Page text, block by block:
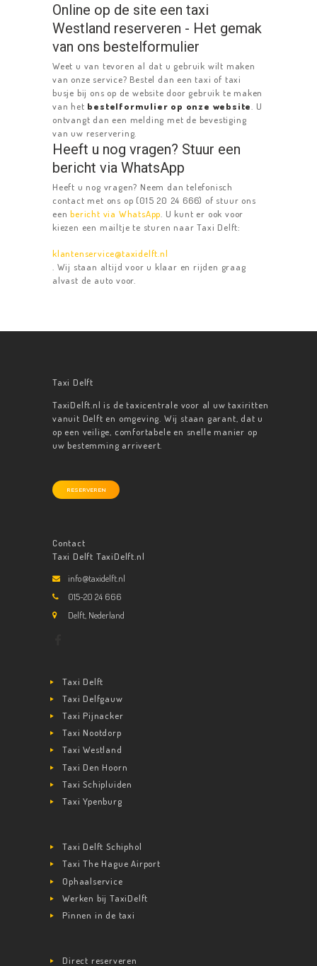
Online op de site een taxi
Westland reserveren - Het gemak
van ons bestelformulier
Weet u van tevoren al dat u gebruik wilt maken
van onze service? Bestel dan een taxi of taxi
busje bij ons op de website door gebruik te maken
van het bestelformulier op onze website
. U
ontvangt dan een melding met de bevestiging
van uw reservering.
Heeft u nog vragen? Stuur een
bericht via WhatsApp
Heeft u nog vragen? Neem dan telefonisch
contact met ons op (015 20 24 666) of stuur ons
eenbericht via WhatsApp . U kunt er ook voor
kiezen een mailtje te sturen naar Taxi Delft:
klantenservice@taxidelft.nl
. Wij staan altijd voor u klaar en rijden graag
alvast de auto voor.
Taxi Delft
TaxiDelft.nl is de taxicentrale voor al uw taxiritten
vanuit Delft en omgeving. Wij staan garant, dat u
op een veilige, comfortabele en snelle manier op
uw bestemming arriveert.
RESERVEREN
Contact
Taxi Delft TaxiDelft.nl
info@taxidelft.nl
015-20 24 666
Delft, Nederland
Taxi Delft
Taxi Delfgauw
Taxi Pijnacker
Taxi Nootdorp
Taxi Westland
Taxi Den Hoorn
Taxi Schipluiden
Taxi Ypenburg
Taxi Delft Schiphol
Taxi The Hague Airport
Ophaalservice
Werken bij TaxiDelft
Pinnen in de taxi
Direct reserveren